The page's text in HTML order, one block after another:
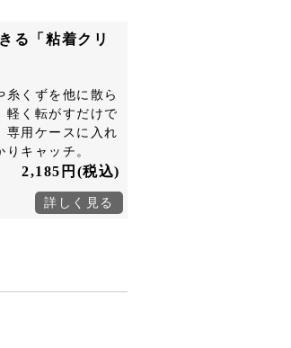
る「粘着クリ
2,185円(税込)
糸くずを他に散ら
軽く転がすだけで
専用ケースに入れ
キャッチ。